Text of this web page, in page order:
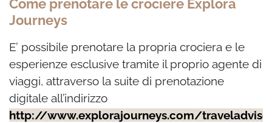
Come prenotare le crociere Explora
Journeys
E’ possibile prenotare la propria crociera e le
esperienze esclusive tramite il proprio agente di
viaggi, attraverso la suite di prenotazione
digitale all’indirizzo
http://www.explorajourneys.com/